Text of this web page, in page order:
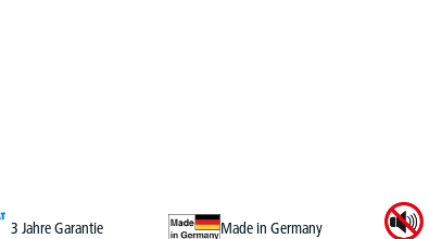
3 Jahre Garantie Made in Germany